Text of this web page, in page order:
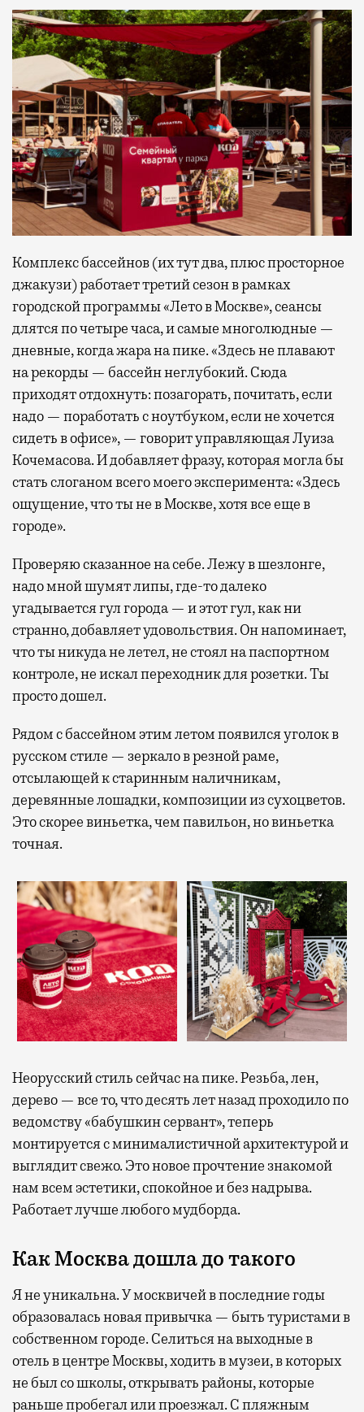
Комплекс бассейнов (их тут два, плюс просторное
джакузи) работает третий сезон в рамках
городской программы «Лето в Москве», сеансы
длятся по четыре часа, и самые многолюдные —
дневные, когда жара на пике. «Здесь не плавают
на рекорды — бассейн неглубокий. Сюда
приходят отдохнуть: позагорать, почитать, если
надо — поработать с ноутбуком, если не хочется
сидеть в офисе», — говорит управляющая Луиза
Кочемасова. И добавляет фразу, которая могла бы
стать слоганом всего моего эксперимента: «Здесь
ощущение, что ты не в Москве, хотя все еще в
городе».
Проверяю сказанное на себе. Лежу в шезлонге,
надо мной шумят липы, где-то далеко
угадывается гул города — и этот гул, как ни
странно, добавляет удовольствия. Он напоминает,
что ты никуда не летел, не стоял на паспортном
контроле, не искал переходник для розетки. Ты
просто дошел.
Рядом с бассейном этим летом появился уголок в
русском стиле — зеркало в резной раме,
отсылающей к старинным наличникам,
деревянные лошадки, композиции из сухоцветов.
Это скорее виньетка, чем павильон, но виньетка
точная.
Неорусский стиль сейчас на пике. Резьба, лен,
дерево — все то, что десять лет назад проходило по
ведомству «бабушкин сервант», теперь
монтируется с минималистичной архитектурой и
выглядит свежо. Это новое прочтение знакомой
нам всем эстетики, спокойное и без надрыва.
Работает лучше любого мудборда.
Как Москва дошла до такого
Я не уникальна. У москвичей в последние годы
образовалась новая привычка — быть туристами в
собственном городе. Селиться на выходные в
отель в центре Москвы, ходить в музеи, в которых
не был со школы, открывать районы, которые
раньше пробегал или проезжал. С пляжным